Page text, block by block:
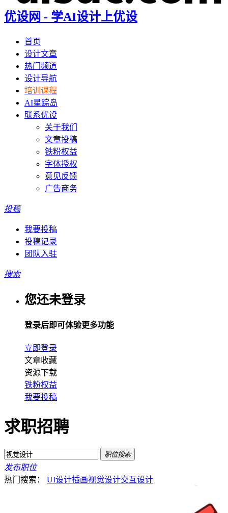
优设网 - 学AI设计上优设
首页
设计文章
热门频道
设计导航
培训课程
AI星踪岛
联系优设
关于我们
文章投稿
铁粉权益
字体授权
意见反馈
广告商务
投稿
我要投稿
投稿记录
团队入驻
搜索
您还未登录
登录后即可体验更多功能
立即登录
文章收藏
资源下载
铁粉权益
我要投稿
求职招聘
职位搜索
发布职位
热门搜索：
UI设计插画视觉设计交互设计